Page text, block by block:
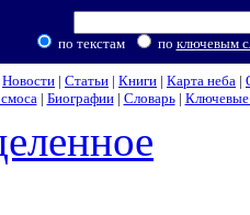
по текстам по ключевым
Новости | Статьи | Книги | Карта неба |
| Биографии| Словарь| Ключевые